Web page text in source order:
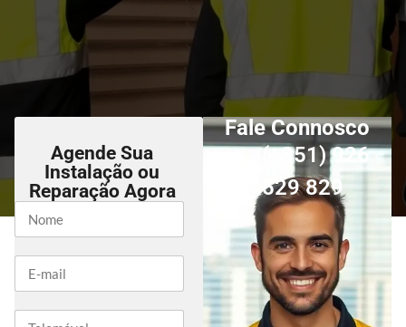
Agende Sua
Instalação ou
Reparação Agora
Fale Connosco
(+351) 926
529 829